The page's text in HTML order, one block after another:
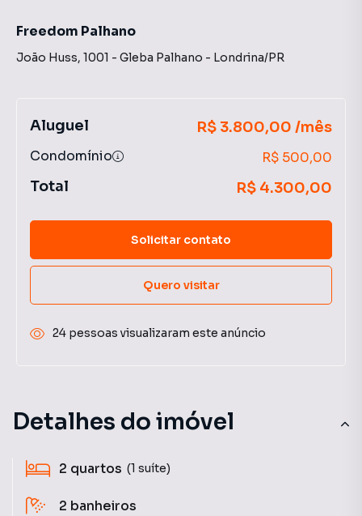
Detalhes do imóvel
2 quartos (1 suíte)
2 banheiros
Freedom Palhano
João Huss, 1001 - Gleba Palhano - Londrina/PR
Aluguel R$ 3.800,00 /mês
Condomínio R$ 500,00
Total R$ 4.300,00
Solicitar contato
Quero visitar
24 pessoas visualizaram este anúncio